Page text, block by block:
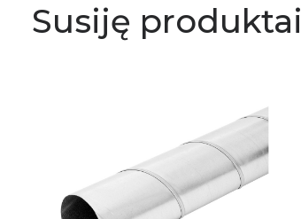
Susiję produktai